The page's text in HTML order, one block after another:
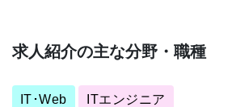
求人紹介の主な分野・職種
IT･Web ITエンジニア